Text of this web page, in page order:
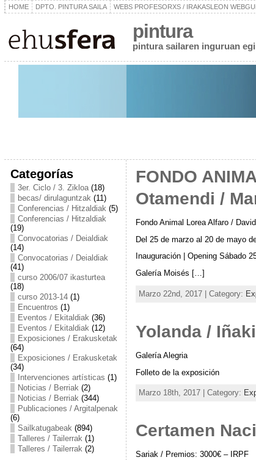
HOME DPTO. PINTURA SAILA WEBS PROFESORXS / IRAKASLEON
pintura
pintura sailaren inguruan
Categorías
3er. Ciclo / 3. Zikloa(18)
becas/ dirulaguntzak(11)
Conferencias / Hitzaldiak(5)
Conferencias / Hitzaldiak
(19)
Convocatorias / Deialdiak
(14)
Convocatorias / Deialdiak
(41)
curso 2006/07 ikasturtea
(18)
curso 2013-14(1)
Encuentros (1)
Eventos / Ekitaldiak(36)
Eventos / Ekitaldiak(12)
Exposiciones / Erakusketak
(64)
Exposiciones / Erakusketak
(34)
Intervenciones artísticas (1)
Noticias / Berriak(2)
Noticias / Berriak(344)
Publicaciones / Argitalpenak
(6)
Sailkatugabeak(894)
Talleres / Tailerrak(1)
Talleres / Tailerrak(2)
FONDO
Otamendi /
Fondo Animal Lorea Alfaro /
Del 25 de marzo al 20 de mayo
Inauguración | Opening Sábado
Galería Moisés […]
Marzo 22nd, 2017 | Category:
Yolanda /
Galería Alegria
Folleto de la exposición
Marzo 18th, 2017 | Category:
Certamen
Sariak / Premios: 3000€ – IRPF